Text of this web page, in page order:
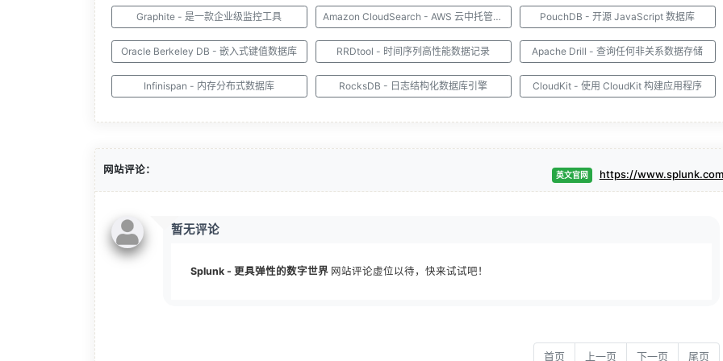
Graphite - 是一款企业级监控工具 Amazon CloudSearch - AWS 云中托管的服务 PouchDB - 开源 JavaScript 数据库
Oracle Berkeley DB - 嵌入式键值数据库 RRDtool - 时间序列高性能数据记录 Apache Drill - 查询任何非关系数据存储
Infinispan - 内存分布式数据库 RocksDB - 日志结构化数据库引擎 CloudKit - 使用 CloudKit 构建应用程序
网站评论： 英文官网 https://www.splunk.com
暂无评论
Splunk - 更具弹性的数字世界 网站评论虚位以待，快来试试吧！
首页 上一页 下一页 尾页